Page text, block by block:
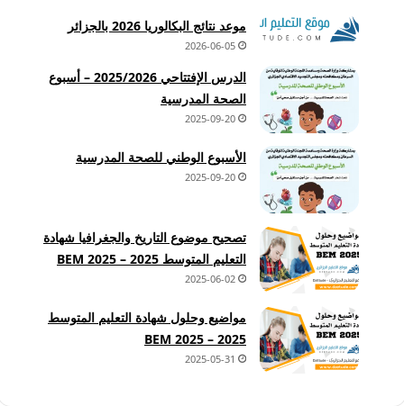
موعد نتائج البكالوريا 2026 بالجزائر
2026-06-05
الدرس الإفتتاحي 2025/2026 – أسبوع
الصحة المدرسية
2025-09-20
الأسبوع الوطني للصحة المدرسية
2025-09-20
تصحيح موضوع التاريخ والجغرافيا شهادة
التعليم المتوسط 2025 – BEM 2025
2025-06-02
مواضيع وحلول شهادة التعليم المتوسط
2025 – BEM 2025
2025-05-31